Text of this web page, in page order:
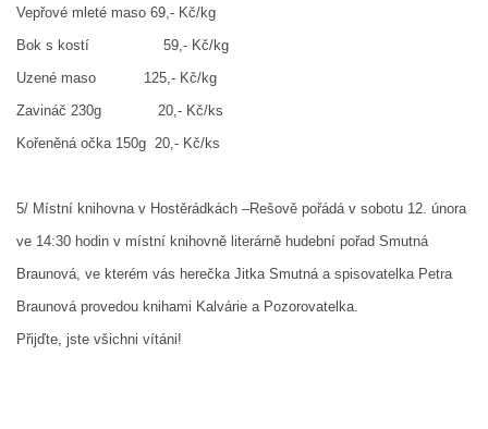
Vepřové mleté maso 69,- Kč/kg
Bok s kostí
59,- Kč/kg
Uzené maso
125,- Kč/kg
Zavináč 230g
20,- Kč/ks
Kořeněná očka 150g 20,- Kč/ks
5/ Místní knihovna v Hostěrádkách –Rešově pořádá v sobotu 12. února
ve 14:30 hodin v místní knihovně literárně hudební pořad Smutná
Braunová, ve kterém vás herečka Jitka Smutná a spisovatelka Petra
Braunová provedou knihami Kalvárie a Pozorovatelka.
Přijďte, jste všichni vítáni!